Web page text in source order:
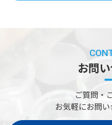
お問
ご質問・
お気軽にお問